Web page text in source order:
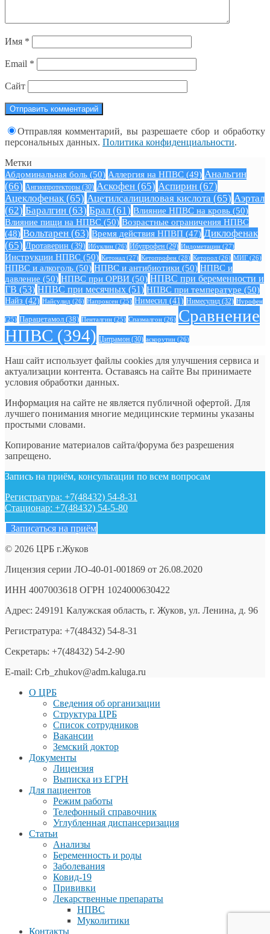
Имя *
Email *
Сайт
Отправляя комментарий, вы разрешаете сбор и обработку
персональных данных. Политика конфиденциальности.
Метки
Абдоминальная боль (50) Аллергия на НПВС (49) Анальгин
(66) Ангиопротекторы (30) Аскофен (65) Аспирин (67)
Ацеклофенак (65) Ацетилсалициловая кислота (65) Аэртал
(62) Баралгин (63) Брал (61) Влияние НПВС на кровь (50)
Влияние пищи на НПВС (50) Возрастные ограничения НПВС
(48) Вольтарен (63) Время действия НПВП (47) Диклофенак
(65) Дротаверин (39) Ибуклин (26) Ибупрофен (29) Индометацин (27)
Инструкции НПВС (50) Кетонал (27) Кетопрофен (28) Кеторол (26) МИГ (26)
НПВС и алкоголь (50) НПВС и антибиотики (50) НПВС и
давление (50) НПВС при ОРВИ (50) НПВС при беременности и
ГВ (53) НПВС при месячных (51) НПВС при температуре (50)
Найз (42) Найсулид (26) Напроксен (25) Нимесил (41) Нимесулид (32) Нурофен
(25) Парацетамол (38) Пенталгин (25) Спазмалгон (26) Сравнение
НПВС (394) Цитрамон (30) аскорутин (26)
Наш сайт использует файлы cookies для улучшения сервиса и
актуализации контента. Оставаясь на сайте Вы принимаете
условия обработки данных.
Информация на сайте не является публичной офертой. Для
лучшего понимания многие медицинские термины указаны
простыми словами.
Копирование материалов сайта/форума без разрешения
запрещено.
Запись на приём, консультации по всем вопросам
Регистратура: +7(48432) 54-8-31
Стационар: +7(48432) 54-5-80
Записаться на приём
© 2026 ЦРБ г.Жуков
Лицензия серии ЛО-40-01-001869 от 26.08.2020
ИНН 4007003618 ОГРН 1024000630422
Адрес: 249191 Калужская область, г. Жуков, ул. Ленина, д. 96
Регистратура: +7(48432) 54-8-31
Секретарь: +7(48432) 54-2-90
E-mail: Crb_zhukov@adm.kaluga.ru
О ЦРБ
Сведения об организации
Структура ЦРБ
Список сотрудников
Вакансии
Земский доктор
Документы
Лицензия
Выписка из ЕГРН
Для пациентов
Режим работы
Телефонный справочник
Углубленная диспансеризация
Статьи
Анализы
Беременность и роды
Заболевания
Ковид-19
Прививки
Лекарственные препараты
НПВС
Муколитики
Контакты